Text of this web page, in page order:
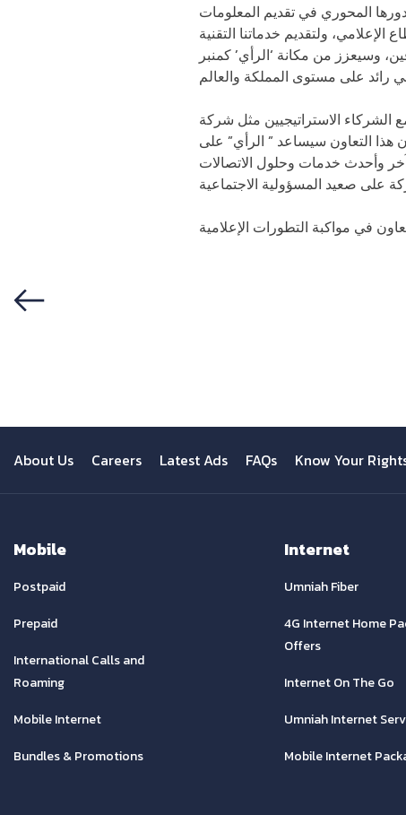
المحوري في تقديم المعلومات
ولتقديم خدماتنا التقنية
وسيعزز من مكانة ‘الرأي’ كمنبر
الشركاء الاستراتيجيين مثل شركة
هذا التعاون سيساعد ” الرأي” على
آخر وأحدث خدمات وحلول الاتصالات
على صعيد المسؤولية الاجتماعية
About Us Careers Latest Ads FAQs Know Your
Mobile
Postpaid
Prepaid
International Calls and
Roaming
Mobile Internet
Bundles & Promotions
Internet
Umniah Fiber
4G Internet Home
Offers
Internet On The Go
Umniah Internet
Mobile Internet